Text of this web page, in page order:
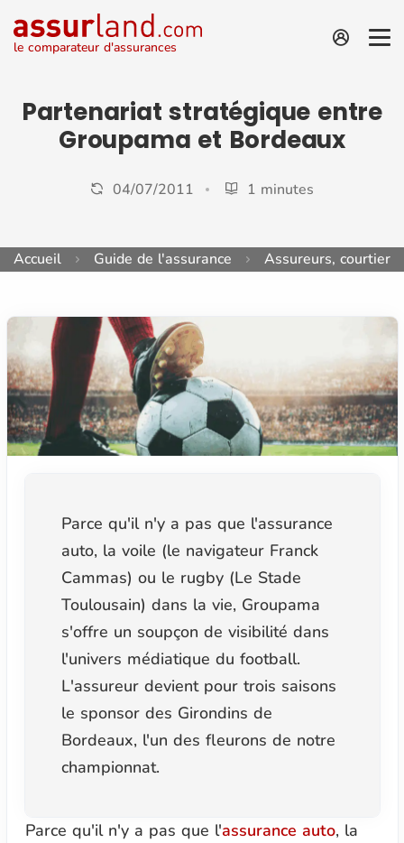
le comparateur d'assurances
Partenariat stratégique entre
Groupama et Bordeaux
04/07/2011 1 minutes
Accueil Guide de l'assurance Assureurs,
Parce qu'il n'y a pas que l'assurance
auto, la voile (le navigateur Franck
Cammas) ou le rugby (Le Stade
Toulousain) dans la vie, Groupama
s'offre un soupçon de visibilité dans
l'univers médiatique du football.
L'assureur devient pour trois saisons
le sponsor des Girondins de
Bordeaux, l'un des fleurons de notre
championnat.
Parce qu'il n'y a pas que l'assurance auto, la